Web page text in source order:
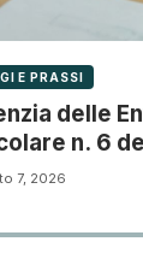
E PRASSI
delle
n. 6
7, 2026